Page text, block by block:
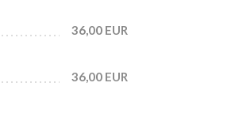
36,00 EUR
36,00 EUR